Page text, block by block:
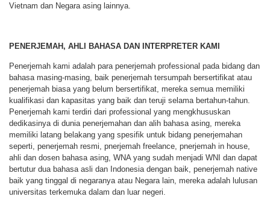
Vietnam dan Negara asing lainnya.
PENERJEMAH, AHLI BAHASA DAN INTERPRETER KAMI
Penerjemah kami adalah para penerjemah professional pada bidang dan
bahasa masing-masing, baik penerjemah tersumpah bersertifikat atau
penerjemah biasa yang belum bersertifikat, mereka semua memiliki
kualifikasi dan kapasitas yang baik dan teruji selama bertahun-tahun.
Penerjemah kami terdiri dari professional yang mengkhususkan
dedikasinya di dunia penerjemahan dan alih bahasa asing, mereka
memiliki latang belakang yang spesifik untuk bidang penerjemahan
seperti, penerjemah resmi, pnerjemah freelance, pnerjemah in house,
ahli dan dosen bahasa asing, WNA yang sudah menjadi WNI dan dapat
bertutur dua bahasa asli dan Indonesia dengan baik, penerjemah native
baik yang tinggal di negaranya atau Negara lain, mereka adalah lulusan
universitas terkemuka dalam dan luar negeri.